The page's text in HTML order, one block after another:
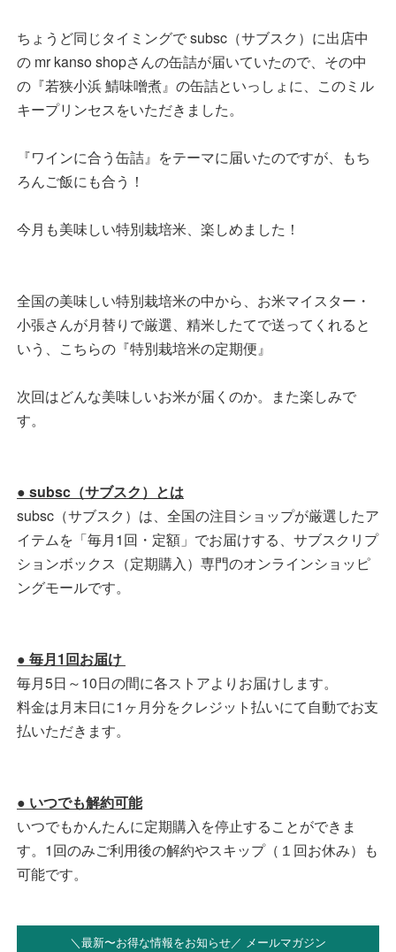
ちょうど同じタイミングで subsc（サブスク）に出店中
の mr kanso shopさんの缶詰が届いていたので、その中
の『若狭小浜 鯖味噌煮』の缶詰といっしょに、このミル
キープリンセスをいただきました。
『ワインに合う缶詰』をテーマに届いたのですが、もち
ろんご飯にも合う！
今月も美味しい特別栽培米、楽しめました！
全国の美味しい特別栽培米の中から、お米マイスター・
小張さんが月替りで厳選、精米したてで送ってくれると
いう、こちらの『特別栽培米の定期便』
次回はどんな美味しいお米が届くのか。また楽しみで
す。
● subsc（サブスク）とは
subsc（サブスク）は、全国の注目ショップが厳選したア
イテムを「毎月1回・定額」でお届けする、サブスクリプ
ションボックス（定期購入）専門のオンラインショッピ
ングモールです。
● 毎月1回お届け
毎月5日～10日の間に各ストアよりお届けします。
料金は月末日に1ヶ月分をクレジット払いにて自動でお支
払いただきます。
● いつでも解約可能
いつでもかんたんに定期購入を停止することができま
す。1回のみご利用後の解約やスキップ（１回お休み）も
可能です。
＼最新〜お得な情報をお知らせ／ メールマガジン